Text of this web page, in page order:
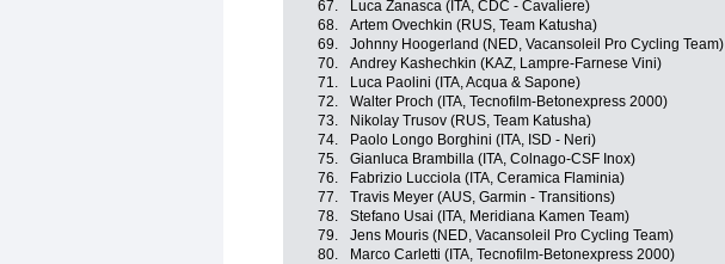
67.
Luca Zanasca (ITA, CDC - Cavaliere)
68.
Artem Ovechkin (RUS, Team Katusha)
69.
Johnny Hoogerland (NED, Vacansoleil Pro Cycling Team)
70.
Andrey Kashechkin (KAZ, Lampre-Farnese Vini)
71.
Luca Paolini (ITA, Acqua & Sapone)
72.
Walter Proch (ITA, Tecnofilm-Betonexpress 2000)
73.
Nikolay Trusov (RUS, Team Katusha)
74.
Paolo Longo Borghini (ITA, ISD - Neri)
75.
Gianluca Brambilla (ITA, Colnago-CSF Inox)
76.
Fabrizio Lucciola (ITA, Ceramica Flaminia)
77.
Travis Meyer (AUS, Garmin - Transitions)
78.
Stefano Usai (ITA, Meridiana Kamen Team)
79.
Jens Mouris (NED, Vacansoleil Pro Cycling Team)
80.
Marco Carletti (ITA, Tecnofilm-Betonexpress 2000)